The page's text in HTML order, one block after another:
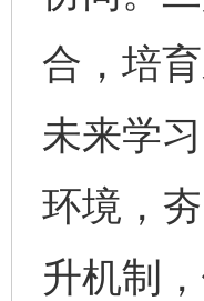
合，培
未来学
环境，
升机制